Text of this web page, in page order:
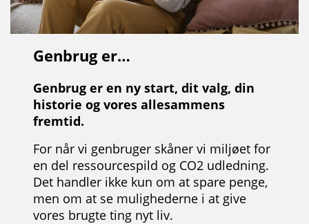
Genbrug er…
Genbrug er en ny start, dit valg, din
historie og vores allesammens
fremtid.
For når vi genbruger skåner vi miljøet for
en del ressourcespild og CO2 udledning.
Det handler ikke kun om at spare penge,
men om at se mulighederne i at give
vores brugte ting nyt liv.